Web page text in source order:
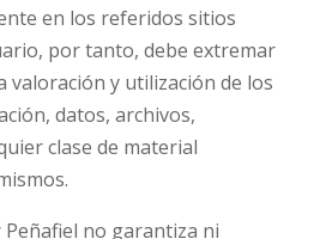
en los referidos sitios
por tanto, debe extremar
valoración y utilización de los
datos, archivos,
clase de material
Peñafiel no garantiza ni